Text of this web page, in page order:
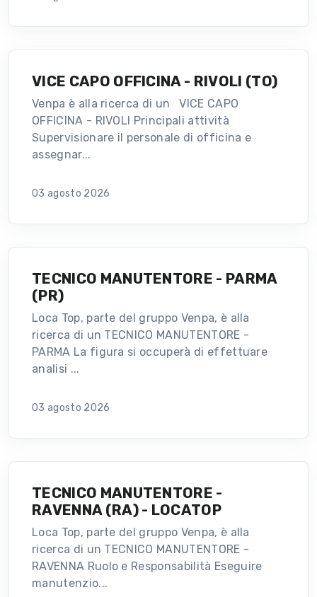
VICE CAPO OFFICINA - RIVOLI (TO)
Venpa è alla ricerca di un VICE CAPO
OFFICINA - RIVOLI Principali attività
Supervisionare il personale di officina e
assegnar...
03 agosto 2026
TECNICO MANUTENTORE - PARMA
(PR)
Loca Top, parte del gruppo Venpa, è alla
ricerca di un TECNICO MANUTENTORE -
PARMA La figura si occuperà di effettuare
analisi ...
03 agosto 2026
TECNICO MANUTENTORE -
RAVENNA (RA) - LOCATOP
Loca Top, parte del gruppo Venpa, è alla
ricerca di un TECNICO MANUTENTORE -
RAVENNA Ruolo e Responsabilità Eseguire
manutenzio...